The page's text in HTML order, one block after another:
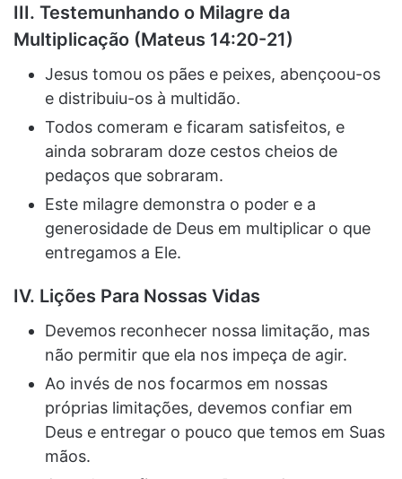
III. Testemunhando o Milagre da
Multiplicação (Mateus 14:20-21)
Jesus tomou os pães e peixes, abençoou-os
e distribuiu-os à multidão.
Todos comeram e ficaram satisfeitos, e
ainda sobraram doze cestos cheios de
pedaços que sobraram.
Este milagre demonstra o poder e a
generosidade de Deus em multiplicar o que
entregamos a Ele.
IV. Lições Para Nossas Vidas
Devemos reconhecer nossa limitação, mas
não permitir que ela nos impeça de agir.
Ao invés de nos focarmos em nossas
próprias limitações, devemos confiar em
Deus e entregar o pouco que temos em Suas
mãos.